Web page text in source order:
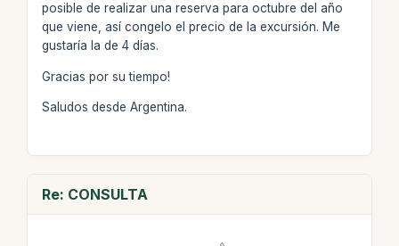
posible de realizar una reserva para octubre del año
que viene, así congelo el precio de la excursión. Me
gustaría la de 4 días.
Gracias por su tiempo!
Saludos desde Argentina.
Re: CONSULTA